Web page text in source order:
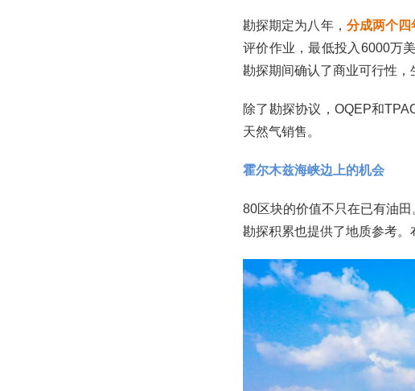
勘探期定为八年， 分成两个四
评价作业，最低投入6000万
勘探期间确认了商业可行性，
除了勘探协议，OQEP和
天然气销售。
‌霍尔木兹海峡边上的机会‌
80区块的价值不只在已有油
勘探积累也提供了地质参考